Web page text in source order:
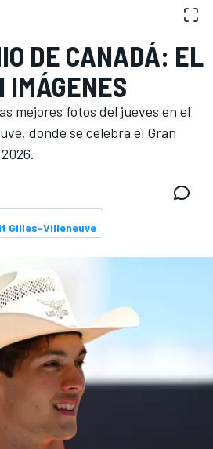
DE CANADÁ: EL
mejores fotos del jueves en el
donde se celebra el Gran
Gilles-Villeneuve